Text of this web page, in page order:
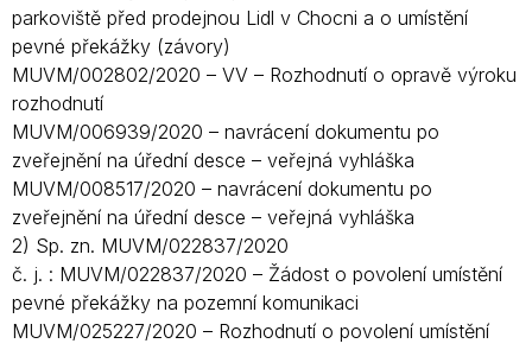
parkoviště před prodejnou Lidl v Chocni a o umístění
pevné překážky (závory)
MUVM/002802/2020 – VV – Rozhodnutí o opravě výroku
rozhodnutí
MUVM/006939/2020 – navrácení dokumentu po
zveřejnění na úřední desce – veřejná vyhláška
MUVM/008517/2020 – navrácení dokumentu po
zveřejnění na úřední desce – veřejná vyhláška
2) Sp. zn. MUVM/022837/2020
č. j. : MUVM/022837/2020 – Žádost o povolení umístění
pevné překážky na pozemní komunikaci
MUVM/025227/2020 – Rozhodnutí o povolení umístění